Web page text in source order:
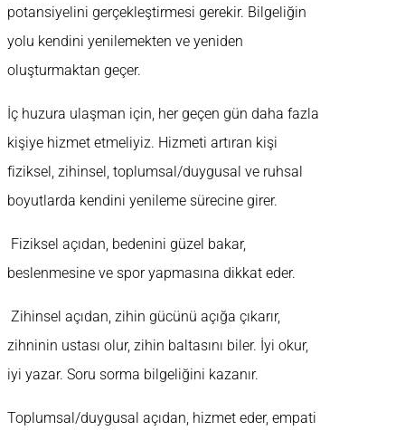
potansiyelini gerçekleştirmesi gerekir. Bilgeliğin
yolu kendini yenilemekten ve yeniden
oluşturmaktan geçer.
İç huzura ulaşman için, her geçen gün daha fazla
kişiye hizmet etmeliyiz. Hizmeti artıran kişi
fiziksel, zihinsel, toplumsal/duygusal ve ruhsal
boyutlarda kendini yenileme sürecine girer.
Fiziksel açıdan, bedenini güzel bakar,
beslenmesine ve spor yapmasına dikkat eder.
Zihinsel açıdan, zihin gücünü açığa çıkarır,
zihninin ustası olur, zihin baltasını biler. İyi okur,
iyi yazar. Soru sorma bilgeliğini kazanır.
Toplumsal/duygusal açıdan, hizmet eder, empati